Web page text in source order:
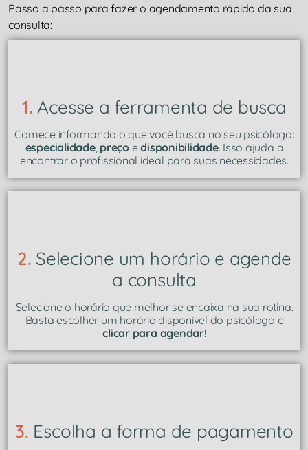
Passo a passo para fazer o agendamento rápido da sua
consulta:
1. Acesse a ferramenta de busca
Comece informando o que você busca no seu psicólogo:
especialidade, preçoedisponibilidade. Isso ajuda a
encontrar o profissional ideal para suas necessidades.
2. Selecione um horário e agende
a consulta
Selecione o horário que melhor se encaixa na sua rotina.
Basta escolher um horário disponível do psicólogo e
clicar para agendar!
3. Escolha a forma de pagamento